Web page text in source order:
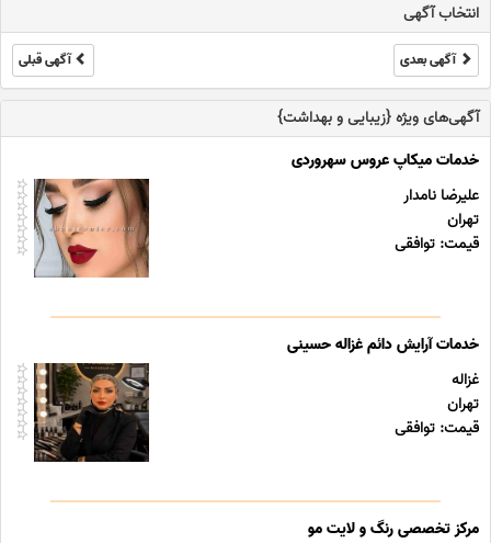
انتخاب آگهی
آگهی بعدی آگهی قبلی
آگهی‌های ویژه {زیبایی و بهداشت}
خدمات میکاپ عروس سهروردی
علیرضا نامدار
تهران
قیمت: توافقی
خدمات آرایش دائم غزاله حسینی
غزاله
تهران
قیمت: توافقی
مرکز تخصصی رنگ و لایت مو